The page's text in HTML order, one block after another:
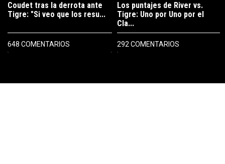
Coudet tras la derrota ante
Tigre: "Si veo que los resu...
648 COMENTARIOS
Los puntajes de River vs.
Tigre: Uno por Uno por el
Cla...
292 COMENTARIOS